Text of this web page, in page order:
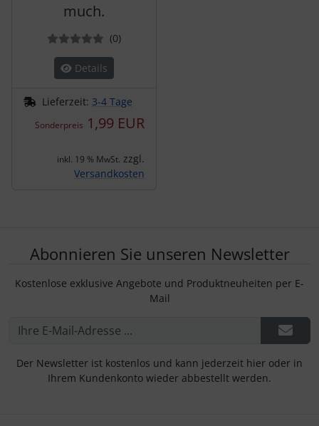
much.
(0Bewertungen
)
Details
Lieferzeit: 3-4 Tage
Sonderpreis 1,99 EUR
inkl. 19 % MwSt. zzgl.
Versandkosten
Abonnieren Sie unseren Newsletter
Kostenlose exklusive Angebote und Produktneuheiten per E-
Mail
Der Newsletter ist kostenlos und kann jederzeit hier oder in
Ihrem Kundenkonto wieder abbestellt werden.